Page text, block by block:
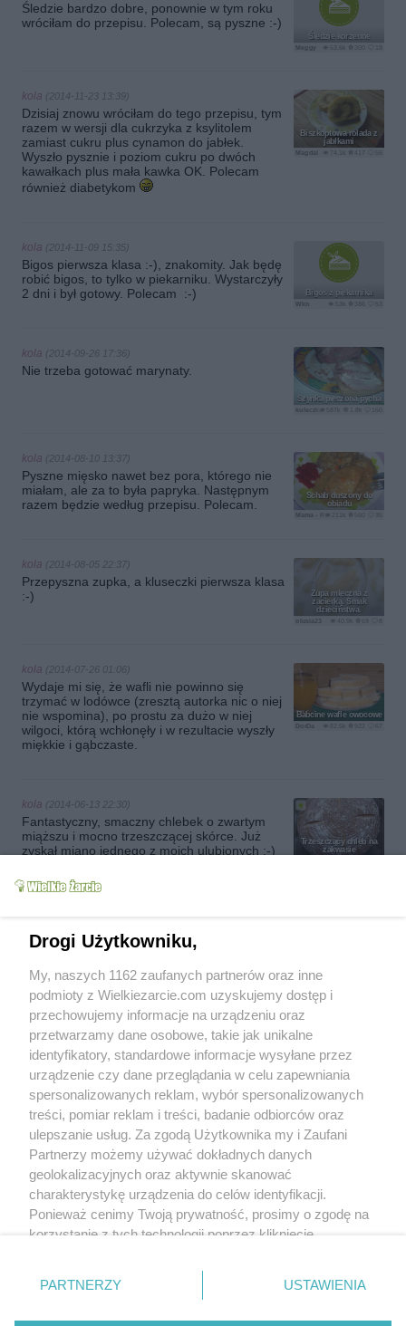
Śledzie korzenne
Meggy
Śledzie bardzo dobre, ponownie w tym roku
wróciłam do przepisu. Polecam, są pyszne :-)
Biszkoptowa rolada z
jabłkami
74.1k 417
Magdal
kola (2014-11-23 13:39)
Dzisiaj znowu wróciłam do tego przepisu, tym
razem w wersji dla cukrzyka z ksylitolem
zamiast cukru plus cynamon do jabłek.
Wyszło pysznie i poziom cukru po dwóch
kawałkach plus mała kawka OK. Polecam
również diabetykom
Bigos z piekarnika
Wkn
kola (2014-11-09 15:35)
Bigos pierwsza klasa :-), znakomity. Jak będę
robić bigos, to tylko w piekarniku. Wystarczyły
2 dni i był gotowy. Polecam :-)
Szynka pieczona pycha
kuleczka
kola (2014-09-26 17:36)
Nie trzeba gotować marynaty.
Schab duszony do
obiadu
Mama - Różyczki
kola (2014-08-10 13:37)
Pyszne mięsko nawet bez pora, którego nie
miałam, ale za to była papryka. Następnym
razem będzie według przepisu. Polecam.
Zupa mleczna z
zacierką. Smak
dzieciństwa.
40.9k
olusia23
kola (2014-08-05 22:37)
Przepyszna zupka, a kluseczki pierwsza klasa
:-)
Babcine wafle owocowe
DorDa
kola (2014-07-26 01:06)
Wydaje mi się, że wafli nie powinno się
trzymać w lodówce (zresztą autorka nic o niej
nie wspomina), po prostu za dużo w niej
wilgoci, którą wchłonęły i w rezultacie wyszły
miękkie i gąbczaste.
Trzeszczący chleb na
zakwasie
kola (2014-06-13 22:30)
Fantastyczny, smaczny chlebek o zwartym
miąższu i mocno trzeszczącej skórce. Już
zyskał miano jednego z moich ulubionych :-)
powtórka. Polecam.
Najpyszniejszy sos
pomidorowy
160k
ev87
kola (2014-01-26 00:15)
Potrzebowałam szybkiego sosu do gołąbków,
ten zdał egzamin i z szybkości przyrządzania
i co najważniejsze, ze smaku. Polecam.
Przepyszny schab ze
kola (2013-12-29 18:11)
Skorzystałam z Twojego przepisu i wyszedł
naprawdę pyszny i soczysty schab.
Nadziałam go śliwkami wędzonymi i
dodatkowo obsypałam go żurawiną. Palce
lizać :-)
Drogi Użytkowniku,
My, naszych 1162 zaufanych partnerów oraz inne
podmioty z Wielkiezarcie.com uzyskujemy dostęp i
przechowujemy informacje na urządzeniu oraz
przetwarzamy dane osobowe, takie jak unikalne
identyfikatory, standardowe informacje wysyłane przez
urządzenie czy dane przeglądania w celu zapewniania
spersonalizowanych reklam, wybór spersonalizowanych
treści, pomiar reklam i treści, badanie odbiorców oraz
ulepszanie usług. Za zgodą Użytkownika my i Zaufani
Partnerzy możemy używać dokładnych danych
geolokalizacyjnych oraz aktywnie skanować
charakterystykę urządzenia do celów identyfikacji.
Ponieważ cenimy Twoją prywatność, prosimy o zgodę na
korzystanie z tych technologii poprzez kliknięcie
zmienić/wycofać klikając przycisk ustawień prywatności
znajdujący się w lewym dolnym rogu strony
rodzaje przetwarzania danych nie wymagają zgody
PARTNERZY USTAWIENIA